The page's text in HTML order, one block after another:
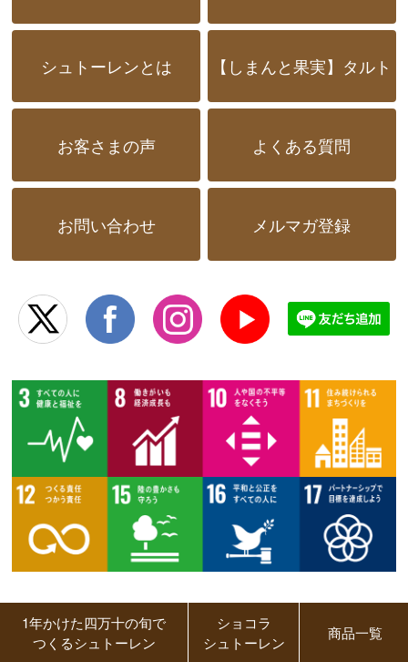
シュトーレンとは 【しまんと果実】タルト
お客さまの声 よくある質問
お問い合わせ メルマガ登録
1年かけた四万十の旬で
つくるシュトーレン
ショコラ
シュトーレン
商品一覧